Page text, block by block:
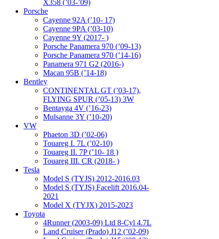
X358 (’03-’09)
Porsche
Cayenne 92A (’10- 17)
Cayenne 9PA (’03-10)
Cayenne 9Y (2017- )
Porsche Panamera 970 (’09-13)
Porsche Panamera 970 (’14-16)
Panamera 971 G2 (2016-)
Macan 95B (’14-18)
Bentley
CONTINENTAL GT (’03-17),
FLYING SPUR (’05-13) 3W
Bentayga 4V (’16-23)
Mulsanne 3Y (’10-20)
VW
Phaeton 3D (’02-06)
Touareg I. 7L (’02-10)
Touareg II. 7P (’10- 18 )
Touareg III. CR (2018- )
Tesla
Model S (TYJS) 2012-2016.03
Model S (TYJS) Facelift 2016.04-
2021
Model X (TYJX) 2015-2023
Toyota
4Runner (2003-09) Ltd 8-Cyl 4.7L
Land Cruiser (Prado) J12 (’02-09)